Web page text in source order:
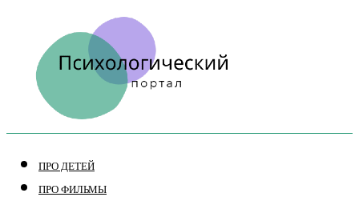
ПРО ДЕТЕЙ
ПРО ФИЛЬМЫ